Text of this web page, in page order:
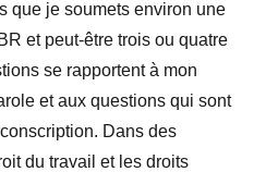
que je soumets environ une
et peut-être trois ou quatre
se rapportent à mon
et aux questions qui sont
Dans des
du travail et les droits